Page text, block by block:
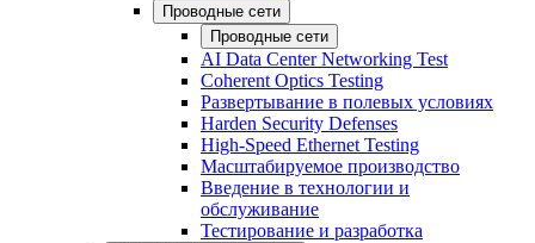
Проводные сети
Проводные сети
AI Data Center Networking Test
Coherent Optics Testing
Развертывание в полевых условиях
Harden Security Defenses
High-Speed Ethernet Testing
Масштабируемое производство
Введение в технологии и
обслуживание
Тестирование и разработка